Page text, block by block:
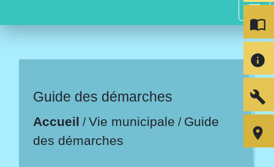
menu
Guide des démarches
Accueil /Vie municipale / Guide
des démarches
import_contacts
info
build
room